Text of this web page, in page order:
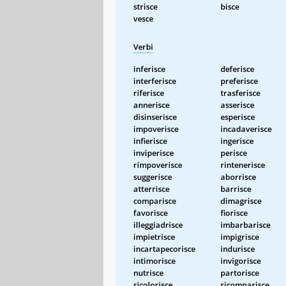
strisce bisce
vesce
Verbi
inferisce deferisce
interferisce
preferisce
riferisce
trasferisce
annerisce
asserisce
disinserisce
esperisce
impoverisce
incadaverisce
infierisce
ingerisce
inviperisce
perisce
rimpoverisce
rintenerisce
suggerisce
aborrisce
atterrisce
barrisce
comparisce
dimagrisce
favorisce
fiorisce
illeggiadrisce
imbarbarisce
impietrisce
impigrisce
incartapecorisce
indurisce
intimorisce
invigorisce
nutrisce
partorisce